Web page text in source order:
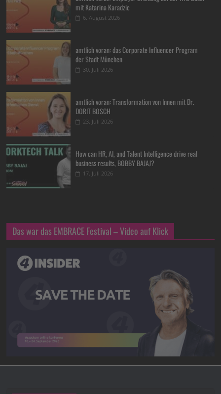
mit Katarina Karadzic
6. August 2026
amtlich voran: das Corporate Influencer Program
der Stadt München
30. Juli 2026
amtlich voran: Transformation von Innen mit Dr.
DORIT BOSCH
23. Juli 2026
How can HR, AI, and Talent Intelligence drive real
business results, BOBBY BAJAJ?
17. Juli 2026
Das war das EMBRACE Festival – Video auf Klick